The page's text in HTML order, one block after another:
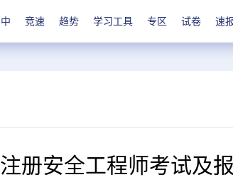
竞速 趋势 学习工具 专区 试卷 速
册安全工程师考试及报